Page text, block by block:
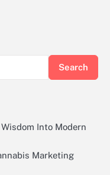
Search
Into Modern
Marketing